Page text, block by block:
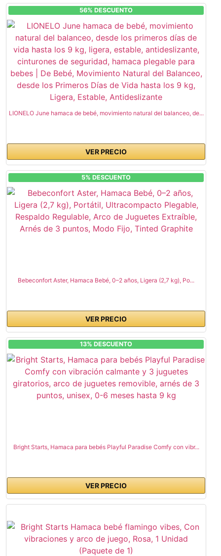
56% DESCUENTO
LIONELO June hamaca de bebé, movimiento natural del balanceo, de...
VER PRECIO
5% DESCUENTO
Bebeconfort Aster, Hamaca Bebé, 0–2 años, Ligera (2,7 kg), Po...
VER PRECIO
13% DESCUENTO
Bright Starts, Hamaca para bebés Playful Paradise Comfy con vibr...
VER PRECIO